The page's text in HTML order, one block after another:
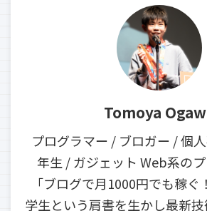
Tomoya
プログラマー / ブロガー / 個
年生 / ガジェット Web系のプ
「ブログで月1000円でも稼ぐ
学生という肩書を生かし最新